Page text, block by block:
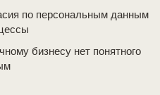
по персональным данным
бизнесу нет понятного